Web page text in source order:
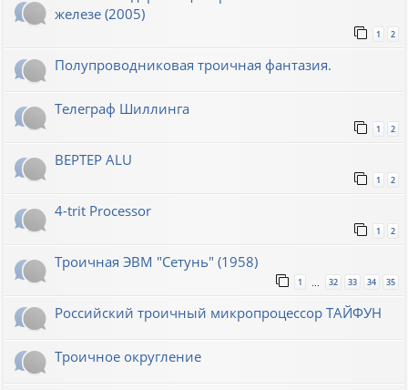
железе (2005)
1 2
Полупроводниковая троичная фантазия.
Телеграф Шиллинга
1 2
BEPTEP ALU
1 2
4-trit Processor
1 2
Троичная ЭВМ "Сетунь" (1958)
1 … 32 33 34 35
Российский троичный микропроцессор ТАЙФУН
Троичное округление